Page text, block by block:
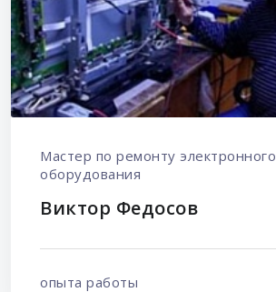
Мастер по ремонту электронного
оборудования
Виктор Федосов
опыта работы